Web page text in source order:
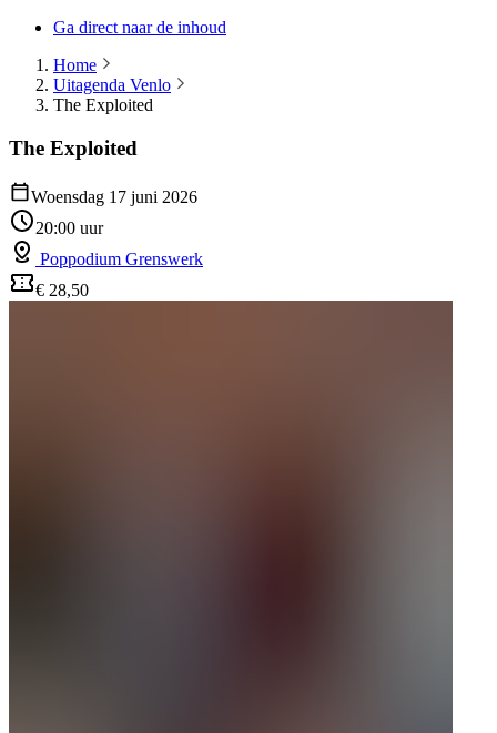
Ga direct naar de inhoud
Home
Uitagenda Venlo
The Exploited
The Exploited
Woensdag 17 juni 2026
20:00 uur
Poppodium Grenswerk
€ 28,50